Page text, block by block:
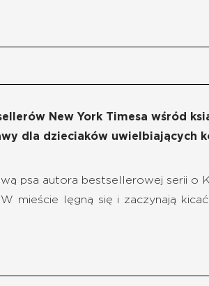
New York Timesa wśród
dla dzieciaków uwielbiających
psa autora bestsellerowej serii o
mieście lęgną się i zaczynają